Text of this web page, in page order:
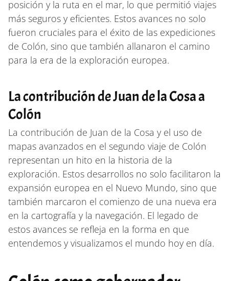
posición y la ruta en el mar, lo que permitió viajes
más seguros y eficientes. Estos avances no solo
fueron cruciales para el éxito de las expediciones
de Colón, sino que también allanaron el camino
para la era de la exploración europea.
La contribución de Juan de la Cosa a
Colón
La contribución de Juan de la Cosa y el uso de
mapas avanzados en el segundo viaje de Colón
representan un hito en la historia de la
exploración. Estos desarrollos no solo facilitaron la
expansión europea en el Nuevo Mundo, sino que
también marcaron el comienzo de una nueva era
en la cartografía y la navegación. El legado de
estos avances se refleja en la forma en que
entendemos y visualizamos el mundo hoy en día.